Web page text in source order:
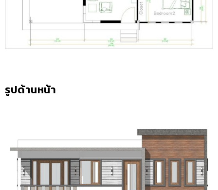
รูปด้านหน้า